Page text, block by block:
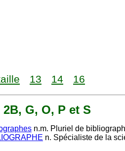
13 14 16
G, O, P et S
n.m. Pluriel de
n. Spécialiste de la